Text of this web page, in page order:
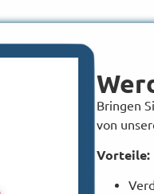
Bringen
von
Vorteile: